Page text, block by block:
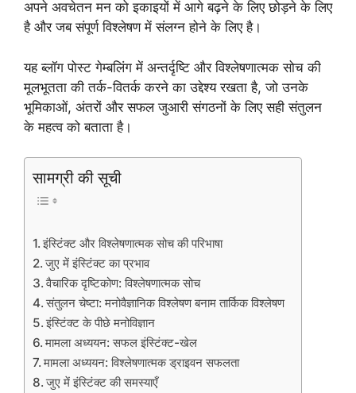
अपने अवचेतन मन को इकाइयों में आगे बढ़ने के लिए छोड़ने के लिए
है और जब संपूर्ण विश्लेषण में संलग्न होने के लिए है।
यह ब्लॉग पोस्ट गेम्बलिंग में अन्तर्दृष्टि और विश्लेषणात्मक सोच की
मूलभूतता की तर्क-वितर्क करने का उद्देश्य रखता है, जो उनके
भूमिकाओं, अंतरों और सफल जुआरी संगठनों के लिए सही संतुलन
के महत्व को बताता है।
सामग्री की सूची
इंस्टिंक्ट और विश्लेषणात्मक सोच की परिभाषा
जुए में इंस्टिंक्ट का प्रभाव
वैचारिक दृष्टिकोण: विश्लेषणात्मक सोच
संतुलन चेष्टा: मनोवैज्ञानिक विश्लेषण बनाम तार्किक विश्लेषण
इंस्टिंक्ट के पीछे मनोविज्ञान
मामला अध्ययन: सफल इंस्टिंक्ट-खेल
मामला अध्ययन: विश्लेषणात्मक ड्राइवन सफलता
जुए में इंस्टिंक्ट की समस्याएँ